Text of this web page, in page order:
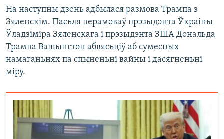
На наступны дзень адбылася размова Трампа з
Зяленскім. Пасьля перамоваў прэзыдэнта Ўкраіны
Ўладзіміра Зяленскага і прэзыдэнта ЗША Дональда
Трампа Вашынгтон абвясьціў аб сумесных
намаганьнях па спыненьні вайны і дасягненьні
міру.